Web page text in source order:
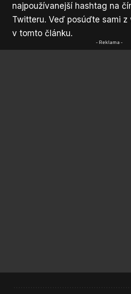
najpoužívanejší hashtag na
Twitteru. Veď posúďte sami z
v tomto článku.
- Reklama -